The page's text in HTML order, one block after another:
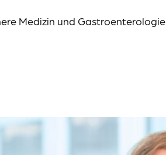
Medizin und Gastroenterologie